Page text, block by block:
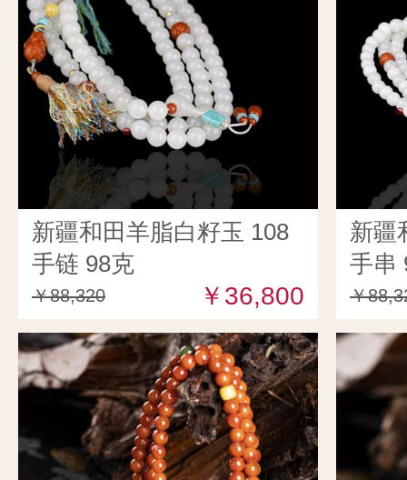
新疆和田羊脂白籽玉 108
手链 98克
￥88,320 ￥36,800
新疆
手串
￥